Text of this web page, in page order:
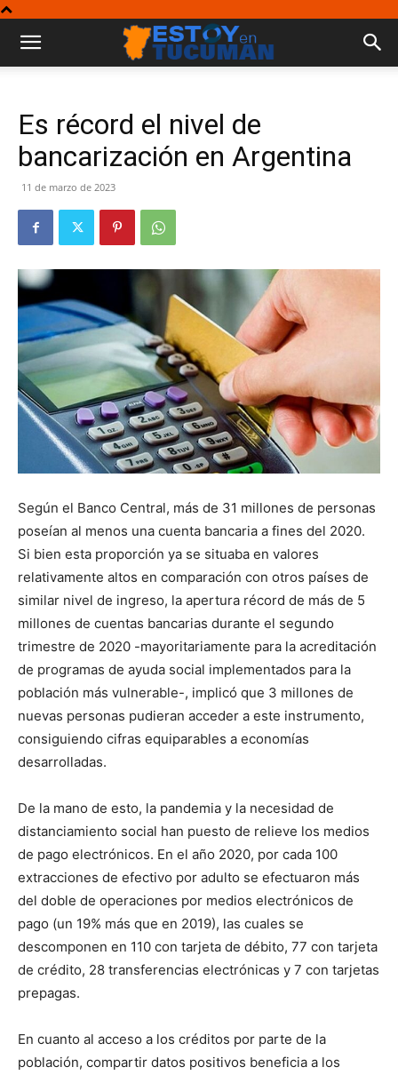
Es récord el nivel de
bancarización en Argentina
11 de marzo de 2023
Según el Banco Central, más de 31 millones de personas
poseían al menos una cuenta bancaria a fines del 2020.
Si bien esta proporción ya se situaba en valores
relativamente altos en comparación con otros países de
similar nivel de ingreso, la apertura récord de más de 5
millones de cuentas bancarias durante el segundo
trimestre de 2020 -mayoritariamente para la acreditación
de programas de ayuda social implementados para la
población más vulnerable-, implicó que 3 millones de
nuevas personas pudieran acceder a este instrumento,
consiguiendo cifras equiparables a economías
desarrolladas.
De la mano de esto, la pandemia y la necesidad de
distanciamiento social han puesto de relieve los medios
de pago electrónicos. En el año 2020, por cada 100
extracciones de efectivo por adulto se efectuaron más
del doble de operaciones por medios electrónicos de
pago (un 19% más que en 2019), las cuales se
descomponen en 110 con tarjeta de débito, 77 con tarjeta
de crédito, 28 transferencias electrónicas y 7 con tarjetas
prepagas.
En cuanto al acceso a los créditos por parte de la
población, compartir datos positivos beneficia a los